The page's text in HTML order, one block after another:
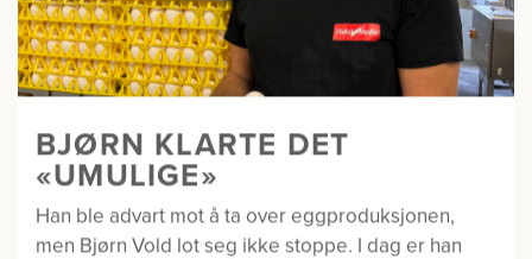
BJØRN KLARTE DET
«UMULIGE»
Han ble advart mot å ta over eggproduksjonen,
men Bjørn Vold lot seg ikke stoppe. I dag er han